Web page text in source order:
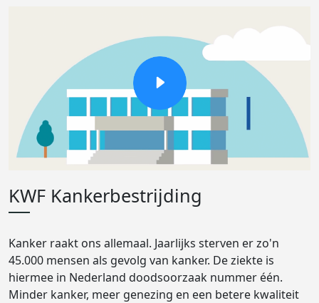
KWF Kankerbestrijding
Kanker raakt ons allemaal. Jaarlijks sterven er zo'n
45.000 mensen als gevolg van kanker. De ziekte is
hiermee in Nederland doodsoorzaak nummer één.
Minder kanker, meer genezing en een betere kwaliteit